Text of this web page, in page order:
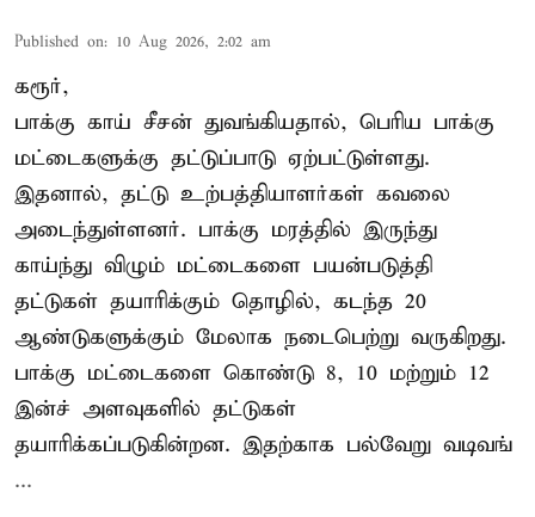
Published on: 10 Aug 2026, 2:02 am
கரூர்,
பாக்கு காய் சீசன் துவங்கியதால், பெரிய பாக்கு
மட்டைகளுக்கு தட்டுப்பாடு ஏற்பட்டுள்ளது.
இதனால், தட்டு உற்பத்தியாளர்கள் கவலை
அடைந்துள்ளனர். பாக்கு மரத்தில் இருந்து
காய்ந்து விழும் மட்டைகளை பயன்படுத்தி
தட்டுகள் தயாரிக்கும் தொழில், கடந்த 20
ஆண்டுகளுக்கும் மேலாக நடைபெற்று வருகிறது.
பாக்கு மட்டைகளை கொண்டு 8, 10 மற்றும் 12
இன்ச் அளவுகளில் தட்டுகள்
தயாரிக்கப்படுகின்றன. இதற்காக பல்வேறு வடிவங்
...